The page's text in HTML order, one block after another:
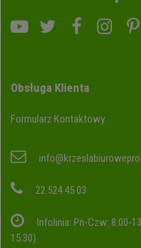
Obsługa Klienta
Formularz Kontaktowy
22 524 45 03
Infolinia: Pn-Czw: 8:00-
15:30)